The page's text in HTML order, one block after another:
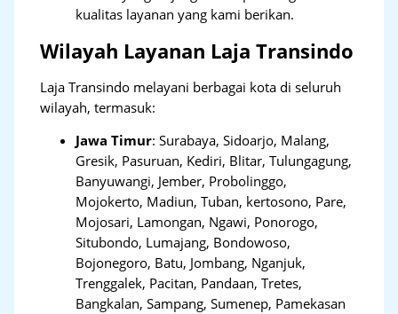
kualitas layanan yang kami berikan.
Wilayah Layanan Laja Transindo
Laja Transindo melayani berbagai kota di seluruh
wilayah, termasuk:
Jawa Timur:Surabaya, Sidoarjo, Malang,
Gresik, Pasuruan, Kediri, Blitar, Tulungagung,
Banyuwangi, Jember, Probolinggo,
Mojokerto, Madiun, Tuban, kertosono, Pare,
Mojosari, Lamongan, Ngawi, Ponorogo,
Situbondo, Lumajang, Bondowoso,
Bojonegoro, Batu, Jombang, Nganjuk,
Trenggalek, Pacitan, Pandaan, Tretes,
Bangkalan, Sampang, Sumenep, Pamekasan